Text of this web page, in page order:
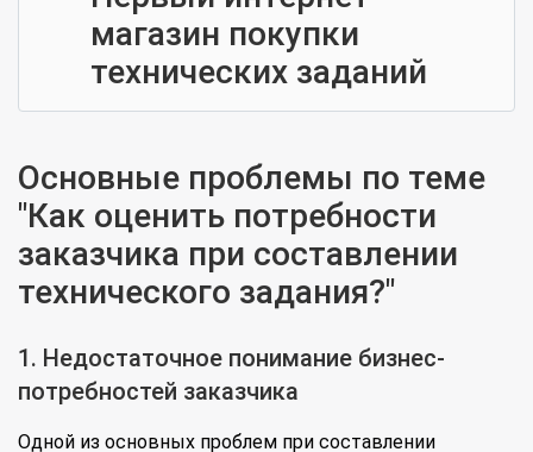
магазин покупки
технических заданий
Основные проблемы по теме
"Как оценить потребности
заказчика при составлении
технического задания?"
1. Недостаточное понимание бизнес-
потребностей заказчика
Одной из основных проблем при составлении